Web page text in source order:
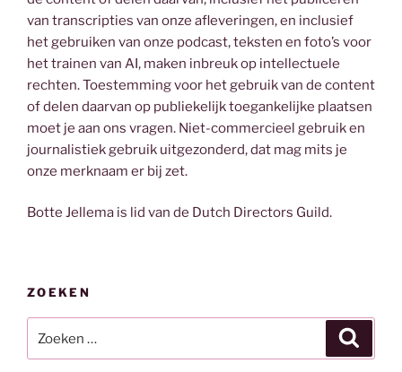
van transcripties van onze afleveringen, en inclusief
het gebruiken van onze podcast, teksten en foto’s voor
het trainen van AI, maken inbreuk op intellectuele
rechten. Toestemming voor het gebruik van de content
of delen daarvan op publiekelijk toegankelijke plaatsen
moet je aan ons vragen. Niet-commercieel gebruik en
journalistiek gebruik uitgezonderd, dat mag mits je
onze merknaam er bij zet.
Botte Jellema is lid van de Dutch Directors Guild.
ZOEKEN
naar: